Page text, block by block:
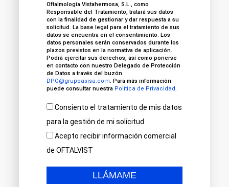
Oftalmología Vistahermosa, S.L., como
Responsable del Tratamiento, tratará sus datos
con la finalidad de gestionar y dar respuesta a su
solicitud. La base legal para el tratamiento de sus
datos se encuentra en el consentimiento. Los
datos personales serán conservados durante los
plazos previstos en la normativa de aplicación.
Podrá ejercitar sus derechos, así como ponerse
en contacto con nuestro Delegado de Protección
de Datos a través del buzón
DPO@grupoasisa.com. Para más información
puede consultar nuestra Política de Privacidad.
Consiento el tratamiento de mis datos
para la gestión de mi solicitud
Acepto recibir información comercial
de OFTALVIST